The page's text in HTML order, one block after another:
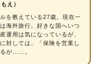
え）
を教えている27歳。現在一
海外旅行。好きな国へいつ
運用は気になっているが、
対しては、「保険を営業し
るが……。